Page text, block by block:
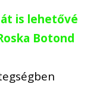
is lehetővé
Botond